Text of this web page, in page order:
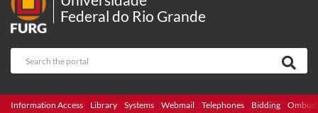
Federal do Rio Grande
Information Access Library Systems Webmail Telephones Bidding